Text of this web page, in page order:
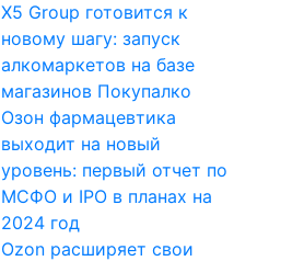
X5 Group готовится к
новому шагу: запуск
алкомаркетов на базе
магазинов Покупалко
Озон фармацевтика
выходит на новый
уровень: первый отчет по
МСФО и IPO в планах на
2024 год
Ozon расширяет свои